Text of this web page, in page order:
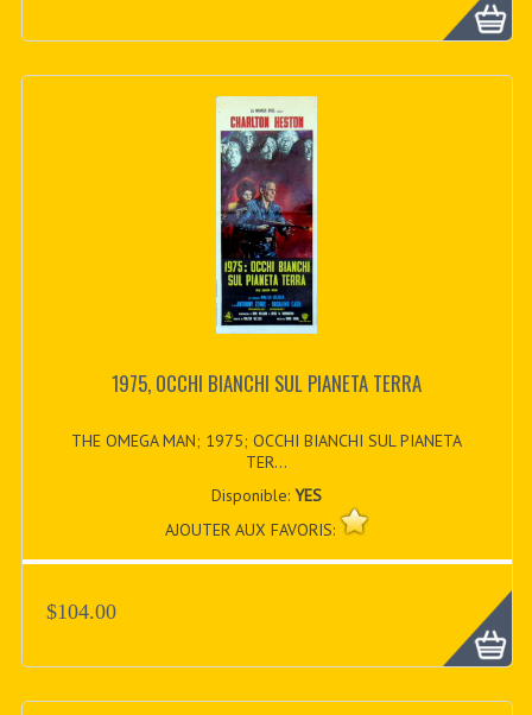
1975, OCCHI BIANCHI SUL PIANETA TERRA
THE OMEGA MAN; 1975; OCCHI BIANCHI SUL PIANETA
TER...
Disponible:YES
AJOUTER AUX FAVORIS:
$104.00